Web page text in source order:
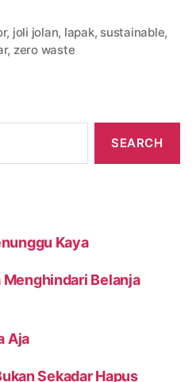
, joli jolan, lapak, sustainable,
, zero waste
Kaya
Menghindari Belanja
Aja
Sekadar Hapus